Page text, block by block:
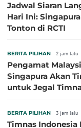
Jadwal Siaran
Hari Ini:
Tonton di RCTI
BERITA PILIHAN 2 jam lalu
Pengamat
Singapura Akan
untuk Jegal
BERITA PILIHAN 3 jam lalu
Timnas Indonesia